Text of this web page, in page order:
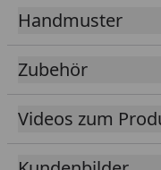
Ihre Vorteile auf
Design Carport,
Aluminium
frostsicher)
Handmuster
Zubehör
Videos zum